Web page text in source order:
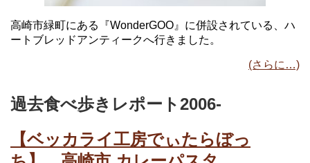
高崎市緑町にある『WonderGOO』に併設されている、ハ
ートブレッドアンティークへ行きました。
(さらに…)
過去食べ歩きレポート2006-
【ベッカライ工房でぃたらぼっ